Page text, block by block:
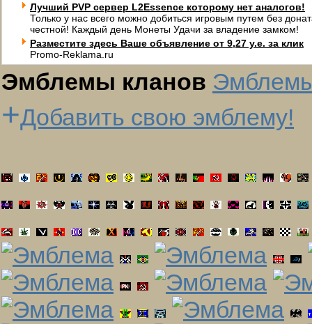
Лучший PVP сервер L2Essence которому нет аналогов!
Только у нас всего можно добиться игровым путем без
честной! Каждый день Монеты Удачи за владение замком!
Разместите здесь Ваше объявление от 9,27 у.е. за клик
Promo-Reklama.ru
Эмблемы кланов
+Добавить свою эмблему!